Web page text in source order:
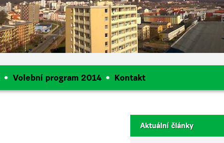
Volební program 2014 Kontakt
Aktuální články